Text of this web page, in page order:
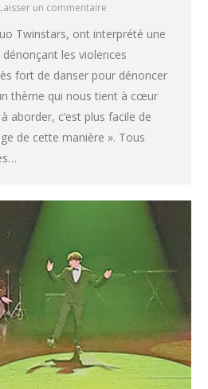
Laisser un commentaire
Twinstars, ont interprété une
les violences
fort de danser pour dénoncer
thème qui nous tient à cœur
aborder, c’est plus facile de
de cette manière ». Tous